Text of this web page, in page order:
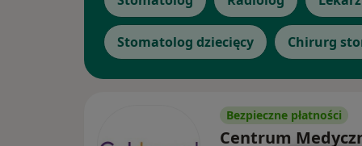
Stomatolog dziecięcy Chirurg
Bezpieczne płatności
Centrum